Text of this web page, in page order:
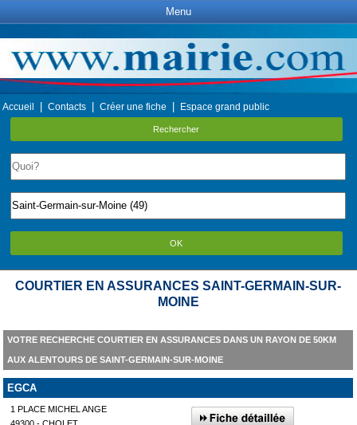
Menu
Accueil Contacts Créer une fiche Espace grand public
Rechercher
OK
COURTIER EN ASSURANCES SAINT-GERMAIN-SUR-
MOINE
VOTRE RECHERCHE COURTIER EN ASSURANCES DANS UN RAYON DE 50KM
AUX ALENTOURS DE SAINT-GERMAIN-SUR-MOINE
EGCA
1 PLACE MICHEL ANGE